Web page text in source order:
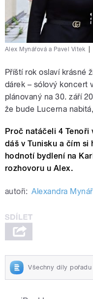
Alex Mynářová a Pavel Vítek
Příští rok oslaví krásné
dárek – sólový koncert
plánovaný na 30. září
že bude Lucerna
Proč natáčeli 4
dáš v Tunisku a čím
hodnotí bydlení na
rozhovoru u Alex.
autoři: Alexandra
Všechny díly pořadu